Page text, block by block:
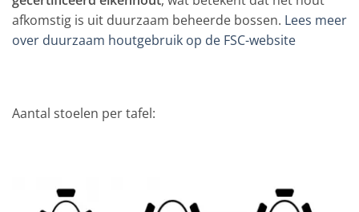
afkomstig is uit duurzaam beheerde bossen. Lees meer
over duurzaam houtgebruik op de FSC-website
Aantal stoelen per tafel: